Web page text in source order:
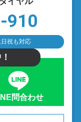
910
祝も対応
問合わせ